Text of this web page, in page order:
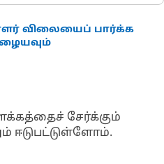
விலையைப் பார்க்க
சேர்க்கும்
ஈடுபட்டுள்ளோம்.